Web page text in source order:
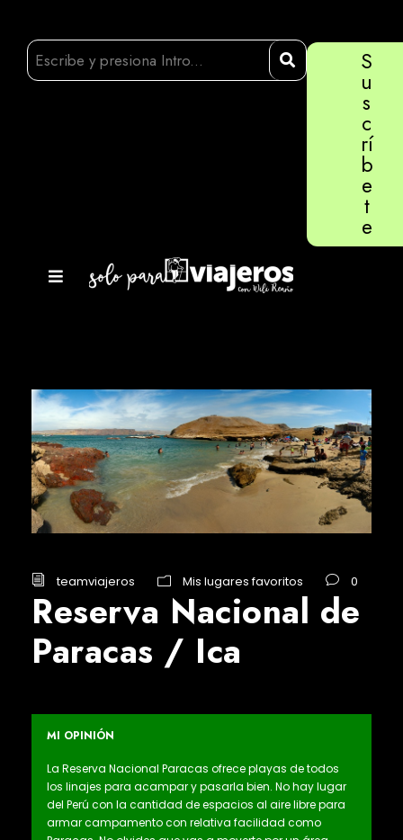
S
u
s
c
rí
b
e
t
e
teamviajeros Mis lugares favoritos 0
Reserva Nacional de
Paracas / Ica
MI OPINIÓN
La Reserva Nacional Paracas ofrece playas de todos
los linajes para acampar y pasarla bien. No hay lugar
del Perú con la cantidad de espacios al aire libre para
armar campamento con relativa facilidad como